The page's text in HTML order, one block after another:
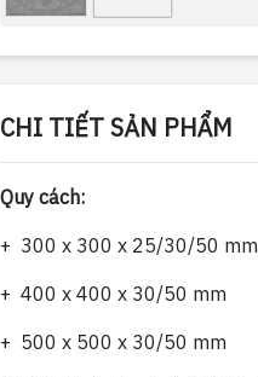
CHI TIẾT SẢN PHẨM
Quy cách:
+ 300 x 300 x 25/30/50 mm
+ 400 x 400 x 30/50 mm
+ 500 x 500 x 30/50 mm